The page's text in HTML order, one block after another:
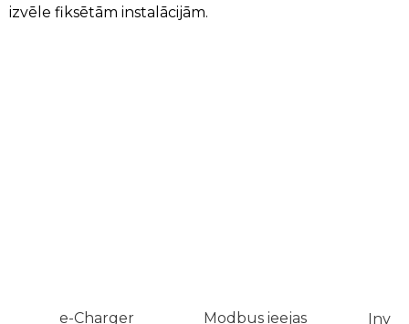
izvēle fiksētām instalācijām.
e-Charger
Modbus ieejas
Inv